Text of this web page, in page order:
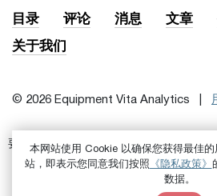
目录 评论 消息 文章
关于我们
© 2026 Equipment Vita Analytics |
要訂閱時事通訊，首先 进来吧 或者
本网站使用 Cookie 以确保您获得最佳的
站，即表示您同意我们按照 《隐私政策》
数据。